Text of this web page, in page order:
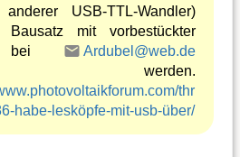
anderer USB-TTL-Wandler)
mit vorbestückter
bei
Ardubel@web.de
werden.
thr
habe-lesköpfe-mit-usb-über/